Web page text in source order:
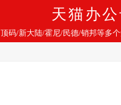
天猫办
顶码/新大陆/霍尼/民德/销邦等多